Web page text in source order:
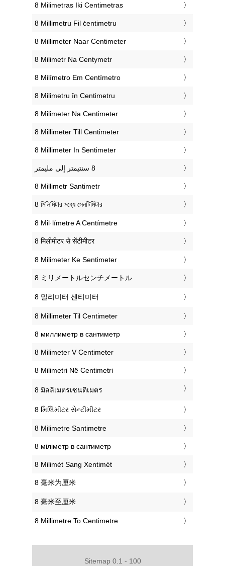
‎8 Milimetras Iki Centimetras
‎8 Millimetru Fil ċentimetru
‎8 Millimeter Naar Centimeter
‎8 Milimetr Na Centymetr
‎8 Milímetro Em Centímetro
‎8 Milimetru în Centimetru
‎8 Milimeter Na Centimeter
‎8 Millimeter Till Centimeter
‎8 Millimeter In Sentimeter
‎8 Millimetr Santimetr
‎8 মিলিমিটার মধ্যে সেনটিমিটার
‎8 Mil·límetre A Centímetre
‎8 मिलीमीटर से सेंटीमीटर
‎8 Milimeter Ke Sentimeter
‎8 ミリメートルセンチメートル
‎8 밀리미터 센티미터
‎8 Millimeter Til Centimeter
‎8 миллиметр в сантиметр
‎8 Milimeter V Centimeter
‎8 Milimetri Në Centimetri
‎8 มิลลิเมตรเซนติเมตร
‎8 મિલિમીટર સેન્ટીમીટર
‎8 Milimetre Santimetre
‎8 міліметр в сантиметр
‎8 Milimét Sang Xentimét
‎8 毫米为厘米
‎8 毫米至厘米
‎8 Millimetre To Centimetre
Sitemap 0.1 - 100